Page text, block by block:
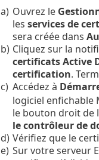
a) Ouvrez le
les services de
sera créée dans
b) Cliquez sur la
certificats Active
certification.
c) Accédez à
logiciel enfichable
le bouton droit de
le contrôleur de
d) Vérifiez que le
e) Sur votre serveur